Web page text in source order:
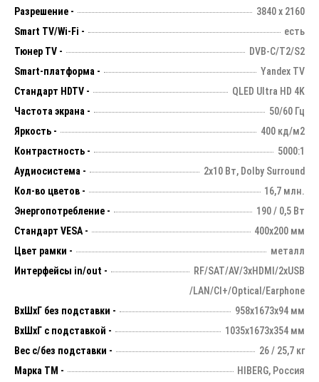
Разрешение -
3840 х 2160
Smart TV/Wi-Fi -
есть
Тюнер TV -
DVB-C/T2/S2
Smart-платформа -
Yandex TV
Стандарт HDTV -
QLED Ultra HD 4K
Частота экрана -
50/60 Гц
Яркость -
400 кд/м2
Контрастность -
5000:1
Аудиосистема -
2х10 Вт, Dolby Surround
Кол-во цветов -
16,7 млн.
Энергопотребление -
190 / 0,5 Вт
Стандарт VESA -
400х200 мм
Цвет рамки -
металл
Интерфейсы in/out -
RF/SAT/AV/3xHDMI/2xUSB
/LAN/CI+/Optical/Earphone
ВхШхГ без подставки -
958х1673х94 мм
ВхШхГ с подставкой -
1035x1673x354 мм
Вес с/без подставки -
26 / 25,7 кг
Марка ТМ -
HIBERG, Россия